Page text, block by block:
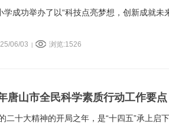
成功举办了以“科技点亮梦想，创新成就未
06/03 浏览:1526
唐山市全民科学素质行动工作要点
二十大精神的开局之年，是“十四五”承上启